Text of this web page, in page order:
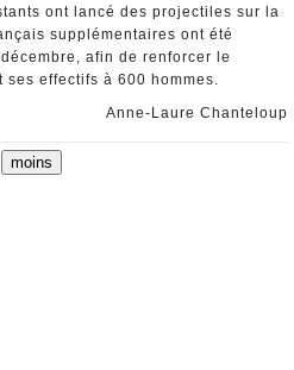
ont lancé des projectiles sur la
supplémentaires ont été
afin de renforcer le
effectifs à 600 hommes.
Anne-Laure Chanteloup